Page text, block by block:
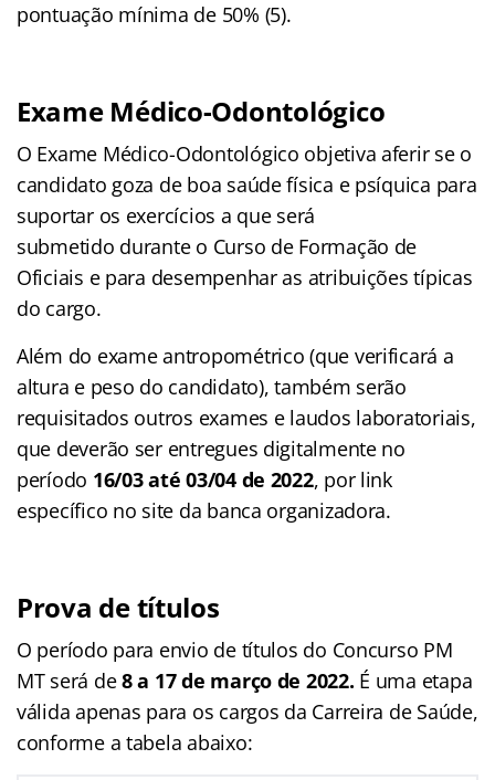
pontuação mínima de 50% (5).
Exame Médico-Odontológico
O Exame Médico-Odontológico objetiva aferir se o
candidato goza de boa saúde física e psíquica para
suportar os exercícios a que será
submetido durante o Curso de Formação de
Oficiais e para desempenhar as atribuições típicas
do cargo.
Além do exame antropométrico (que verificará a
altura e peso do candidato), também serão
requisitados outros exames e laudos laboratoriais,
que deverão ser entregues digitalmente no
período 16/03 até 03/04 de 2022, por link
específico no site da banca organizadora.
Prova de títulos
O período para envio de títulos do Concurso PM
MT será de8 a 17 de março de 2022. É uma etapa
válida apenas para os cargos da Carreira de Saúde,
conforme a tabela abaixo: